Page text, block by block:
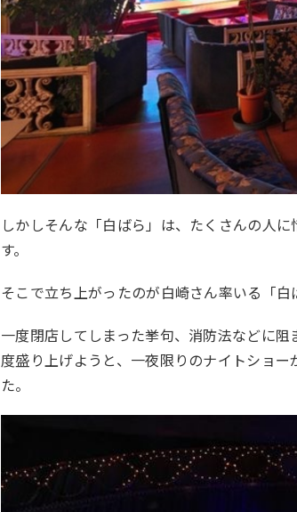
しかしそんな「白ばら」は、たくさんの人
す。
そこで立ち上がったのが白崎さん率いる「白
一度閉店してしまった挙句、消防法などに
度盛り上げようと、一夜限りのナイトショ
た。